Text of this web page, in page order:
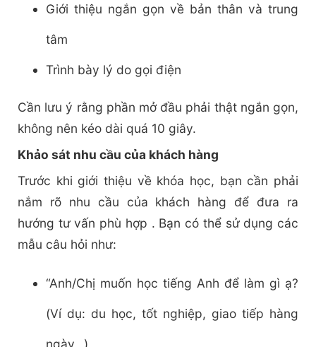
Giới thiệu ngắn gọn về bản thân và trung
tâm
Trình bày lý do gọi điện
Cần lưu ý rằng phần mở đầu phải thật ngắn gọn,
không nên kéo dài quá 10 giây.
Khảo sát nhu cầu của khách hàng
Trước khi giới thiệu về khóa học, bạn cần phải
nắm rõ nhu cầu của khách hàng để đưa ra
hướng tư vấn phù hợp . Bạn có thể sử dụng các
mẫu câu hỏi như:
“Anh/Chị muốn học tiếng Anh để làm gì ạ?
(Ví dụ: du học, tốt nghiệp, giao tiếp hàng
ngày…)